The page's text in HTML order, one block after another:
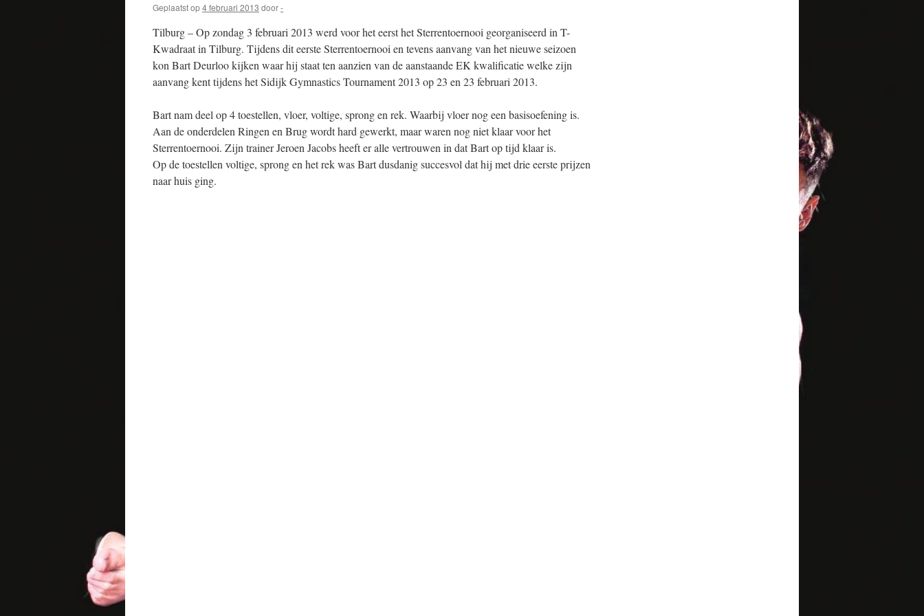
Geplaatst op4 februari 2013 door-
Tilburg – Op zondag 3 februari 2013 werd voor het eerst het Sterrentoernooi georganiseerd in T-
Kwadraat in Tilburg. Tijdens dit eerste Sterrentoernooi en tevens aanvang van het nieuwe seizoen
kon Bart Deurloo kijken waar hij staat ten aanzien van de aanstaande EK kwalificatie welke zijn
aanvang kent tijdens het Sidijk Gymnastics Tournament 2013 op 23 en 23 februari 2013.
Bart nam deel op 4 toestellen, vloer, voltige, sprong en rek. Waarbij vloer nog een basisoefening is.
Aan de onderdelen Ringen en Brug wordt hard gewerkt, maar waren nog niet klaar voor het
Sterrentoernooi. Zijn trainer Jeroen Jacobs heeft er alle vertrouwen in dat Bart op tijd klaar is.
Op de toestellen voltige, sprong en het rek was Bart dusdanig succesvol dat hij met drie eerste prijzen
naar huis ging.